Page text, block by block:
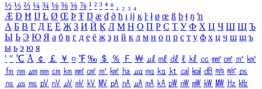
½ ⅓ ⅔ ¼ ¾ ⅛ ⅜ ⅝ ⅞ ¹ ² ³ ⁴ ⁿ ₁ ₂ ₃ ₄
Æ Ð Ħ Ĳ Ł Ø Œ Þ Ŧ Ŋ æ đ ð ħ ı ĳ ĸ ŀ ł ø œ ß þ ŧ ŋ ŉ
А Б В Г Д Е Ё Ж З И Й К Л М Н О П Р С Т У Ф Х Ц Ч Ш Щ Ъ
Ы Ь Э Ю Я а б в г д е ё ж з и й к л м н о п р с т у ф х ц ч ш щ ъ
ы ь э ю я
′ ″ ℃ Å ￠ ￡ ￥ ¤ ℉ ‰ ＄ ％ Ｆ ￦ ㎕ ㎖ ㎗ ℓ ㎘ ㏄ ㎣ ㎤ ㎥ ㎦
㎙ ㎚ ㎛ ㎜ ㎝ ㎞ ㎟ ㎠ ㎡ ㎢ ㏊ ㎍ ㎎ ㎏ ㏏ ㎈ ㎉ ㏈ ㎧ ㎨ ㎰
㎱ ㎲ ㎳ ㎴ ㎵ ㎶ ㎷ ㎸ ㎹ ㎀ ㎁ ㎂ ㎃ ㎄ ㎺ ㎻ ㎽ ㎾ ㎿ ㎐ ㎑